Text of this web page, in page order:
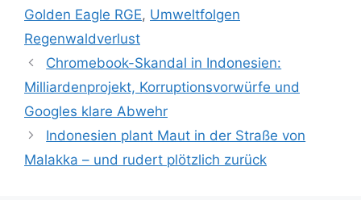
n
w
r
t
e
r
Golden Eagle RGE, Umweltfolgen
Regenwaldverlust
Chromebook-Skandal in Indonesien:
Milliardenprojekt, Korruptionsvorwürfe und
Googles klare Abwehr
Indonesien plant Maut in der Straße von
Malakka – und rudert plötzlich zurück